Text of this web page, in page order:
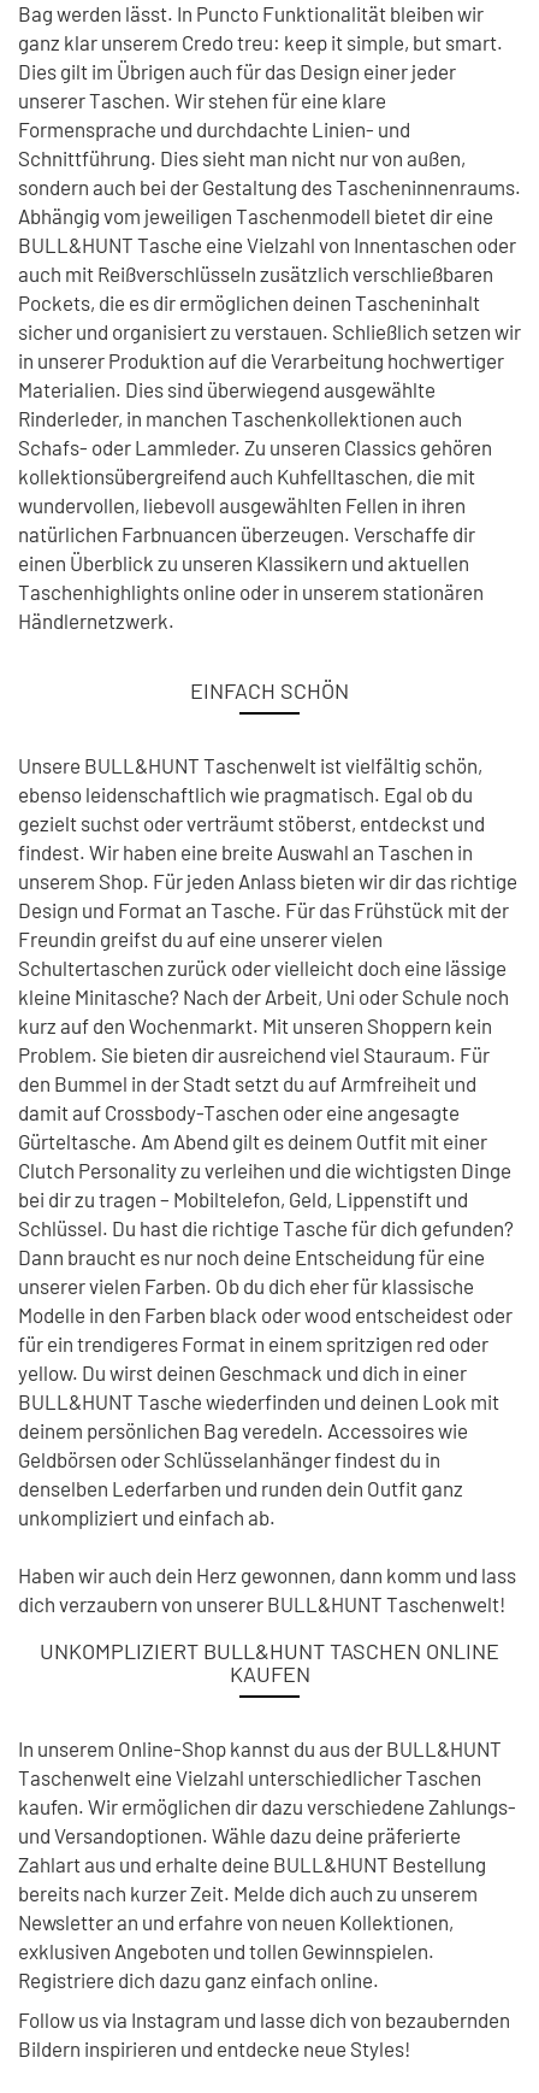
Bag werden lässt. In Puncto Funktionalität bleiben wir
ganz klar unserem Credo treu: keep it simple, but smart.
Dies gilt im Übrigen auch für das Design einer jeder
unserer Taschen. Wir stehen für eine klare
Formensprache und durchdachte Linien- und
Schnittführung. Dies sieht man nicht nur von außen,
sondern auch bei der Gestaltung des Tascheninnenraums.
Abhängig vom jeweiligen Taschenmodell bietet dir eine
BULL&HUNT Tasche eine Vielzahl von Innentaschen oder
auch mit Reißverschlüsseln zusätzlich verschließbaren
Pockets, die es dir ermöglichen deinen Tascheninhalt
sicher und organisiert zu verstauen. Schließlich setzen wir
in unserer Produktion auf die Verarbeitung hochwertiger
Materialien. Dies sind überwiegend ausgewählte
Rinderleder, in manchen Taschenkollektionen auch
Schafs- oder Lammleder. Zu unseren Classics gehören
kollektionsübergreifend auch Kuhfelltaschen, die mit
wundervollen, liebevoll ausgewählten Fellen in ihren
natürlichen Farbnuancen überzeugen. Verschaffe dir
einen Überblick zu unseren Klassikern und aktuellen
Taschenhighlights online oder in unserem stationären
Händlernetzwerk.
EINFACH SCHÖN
Unsere BULL&HUNT Taschenwelt ist vielfältig schön,
ebenso leidenschaftlich wie pragmatisch. Egal ob du
gezielt suchst oder verträumt stöberst, entdeckst und
findest. Wir haben eine breite Auswahl an Taschen in
unserem Shop. Für jeden Anlass bieten wir dir das richtige
Design und Format an Tasche. Für das Frühstück mit der
Freundin greifst du auf eine unserer vielen
Schultertaschen zurück oder vielleicht doch eine lässige
kleine Minitasche? Nach der Arbeit, Uni oder Schule noch
kurz auf den Wochenmarkt. Mit unseren Shoppern kein
Problem. Sie bieten dir ausreichend viel Stauraum. Für
den Bummel in der Stadt setzt du auf Armfreiheit und
damit auf Crossbody-Taschen oder eine angesagte
Gürteltasche. Am Abend gilt es deinem Outfit mit einer
Clutch Personality zu verleihen und die wichtigsten Dinge
bei dir zu tragen – Mobiltelefon, Geld, Lippenstift und
Schlüssel. Du hast die richtige Tasche für dich gefunden?
Dann braucht es nur noch deine Entscheidung für eine
unserer vielen Farben. Ob du dich eher für klassische
Modelle in den Farben black oder wood entscheidest oder
für ein trendigeres Format in einem spritzigen red oder
yellow. Du wirst deinen Geschmack und dich in einer
BULL&HUNT Tasche wiederfinden und deinen Look mit
deinem persönlichen Bag veredeln. Accessoires wie
Geldbörsen oder Schlüsselanhänger findest du in
denselben Lederfarben und runden dein Outfit ganz
unkompliziert und einfach ab.
Haben wir auch dein Herz gewonnen, dann komm und lass
dich verzaubern von unserer BULL&HUNT Taschenwelt!
UNKOMPLIZIERT BULL&HUNT TASCHEN ONLINE
KAUFEN
In unserem Online-Shop kannst du aus der BULL&HUNT
Taschenwelt eine Vielzahl unterschiedlicher Taschen
kaufen. Wir ermöglichen dir dazu verschiedene Zahlungs-
und Versandoptionen. Wähle dazu deine präferierte
Zahlart aus und erhalte deine BULL&HUNT Bestellung
bereits nach kurzer Zeit. Melde dich auch zu unserem
Newsletter an und erfahre von neuen Kollektionen,
exklusiven Angeboten und tollen Gewinnspielen.
Registriere dich dazu ganz einfach online.
Follow us via Instagram und lasse dich von bezaubernden
Bildern inspirieren und entdecke neue Styles!